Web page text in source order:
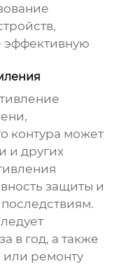
эффективную
контура может
и других
защиты и
в год, а также
или ремонту